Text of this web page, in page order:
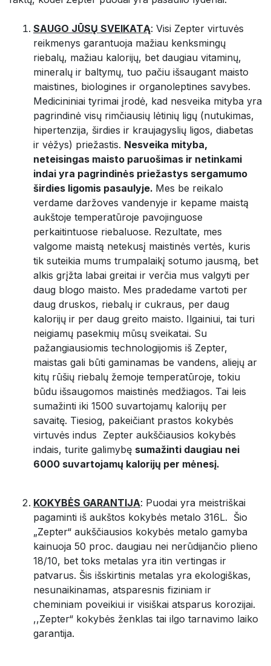
SAUGO JŪSŲ SVEIKATĄ: Visi Zepter virtuvės
reikmenys garantuoja mažiau kenksmingų
riebalų, mažiau kalorijų, bet daugiau vitaminų,
mineralų ir baltymų, tuo pačiu išsaugant maisto
maistines, biologines ir organoleptines savybes.
Medicininiai tyrimai įrodė, kad nesveika mityba yra
pagrindinė visų rimčiausių lėtinių ligų (nutukimas,
hipertenzija, širdies ir kraujagyslių ligos, diabetas
ir vėžys) priežastis. Nesveika mityba,
neteisingas maisto paruošimas ir netinkami
indai yra pagrindinės priežastys sergamumo
širdies ligomis pasaulyje. Mes be reikalo
verdame daržoves vandenyje ir kepame maistą
aukštoje temperatūroje pavojinguose
perkaitintuose riebaluose. Rezultate, mes
valgome maistą netekusį maistinės vertės, kuris
tik suteikia mums trumpalaikį sotumo jausmą, bet
alkis grįžta labai greitai ir verčia mus valgyti per
daug blogo maisto. Mes pradedame vartoti per
daug druskos, riebalų ir cukraus, per daug
kalorijų ir per daug greito maisto. Ilgainiui, tai turi
neigiamų pasekmių mūsų sveikatai. Su
pažangiausiomis technologijomis iš Zepter,
maistas gali būti gaminamas be vandens, aliejų ar
kitų rūšių riebalų žemoje temperatūroje, tokiu
būdu išsaugomos maistinės medžiagos. Tai leis
sumažinti iki 1500 suvartojamų kalorijų per
savaitę. Tiesiog, pakeičiant prastos kokybės
virtuvės indus Zepter aukščiausios kokybės
indais, turite galimybę sumažinti daugiau nei
6000 suvartojamų kalorijų per mėnesį.
KOKYBĖS GARANTIJA: Puodai yra meistriškai
pagaminti iš aukštos kokybės metalo 316L. Šio
„Zepter“ aukščiausios kokybės metalo gamyba
kainuoja 50 proc. daugiau nei nerūdijančio plieno
18/10, bet toks metalas yra itin vertingas ir
patvarus. Šis išskirtinis metalas yra ekologiškas,
nesunaikinamas, atsparesnis fiziniam ir
cheminiam poveikiui ir visiškai atsparus korozijai.
,,Zepter“ kokybės ženklas tai ilgo tarnavimo laiko
garantija.